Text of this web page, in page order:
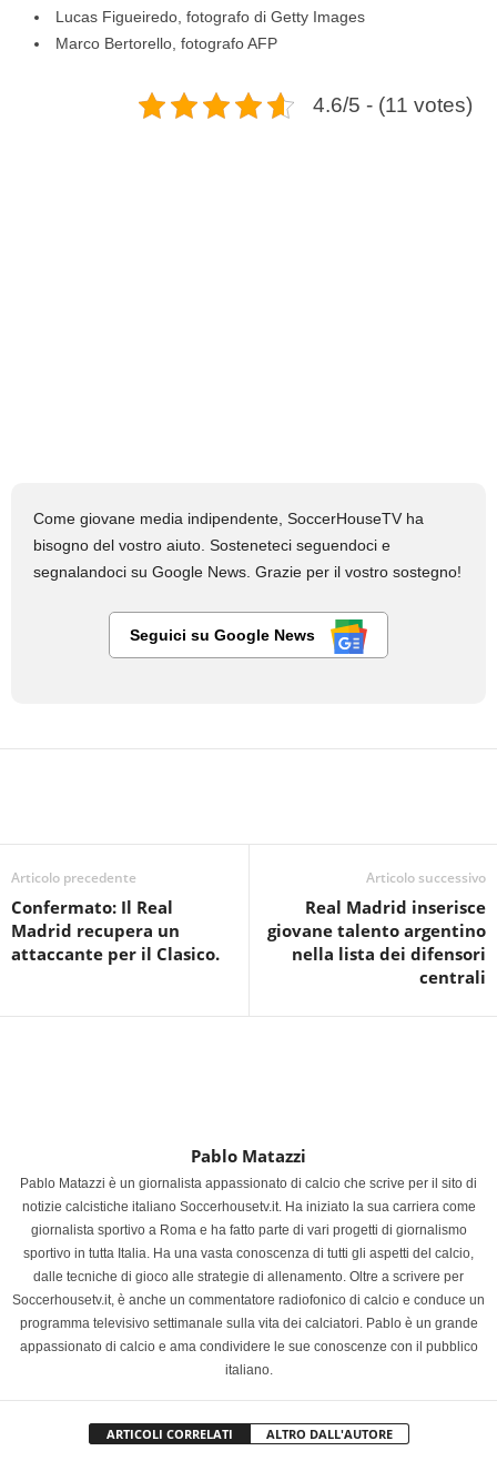
Lucas Figueiredo, fotografo di Getty Images
Marco Bertorello, fotografo AFP
4.6/5 - (11 votes)
Come giovane media indipendente, SoccerHouseTV ha
bisogno del vostro aiuto. Sosteneteci seguendoci e
segnalandoci su Google News. Grazie per il vostro sostegno!
Seguici su Google News
Articolo precedente
Confermato: Il Real
Madrid recupera un
attaccante per il Clasico.
Articolo successivo
Real Madrid inserisce
giovane talento argentino
nella lista dei difensori
centrali
Pablo Matazzi
Pablo Matazzi è un giornalista appassionato di calcio che scrive per il sito di
notizie calcistiche italiano Soccerhousetv.it. Ha iniziato la sua carriera come
giornalista sportivo a Roma e ha fatto parte di vari progetti di giornalismo
sportivo in tutta Italia. Ha una vasta conoscenza di tutti gli aspetti del calcio,
dalle tecniche di gioco alle strategie di allenamento. Oltre a scrivere per
Soccerhousetv.it, è anche un commentatore radiofonico di calcio e conduce un
programma televisivo settimanale sulla vita dei calciatori. Pablo è un grande
appassionato di calcio e ama condividere le sue conoscenze con il pubblico
italiano.
ARTICOLI CORRELATI ALTRO DALL'AUTORE